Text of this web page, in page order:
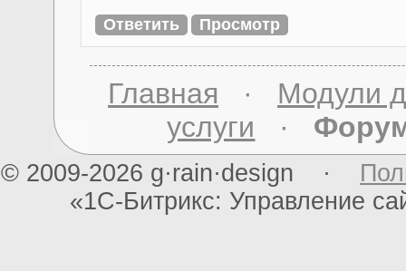
Главная · Модули
услуги ·
© 2009-2026 g·rain·design ·
«1С-Битрикс: Управление